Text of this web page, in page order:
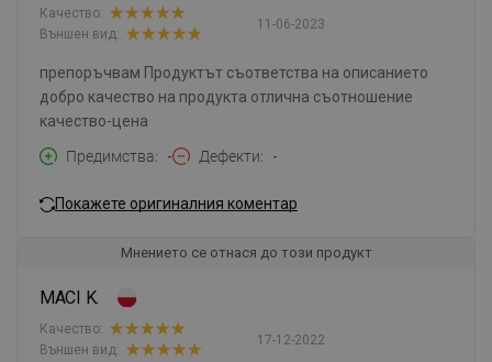
11-06-2023
Качество:
Външен вид:
препоръчвам Продуктът съответства на описанието
добро качество на продукта отлична съотношение
качество-цена
Предимства
- Дефекти -
Покажете оригиналния коментар
Мнението се отнася до този продукт
MACI K.
17-12-2022
Качество:
Външен вид: